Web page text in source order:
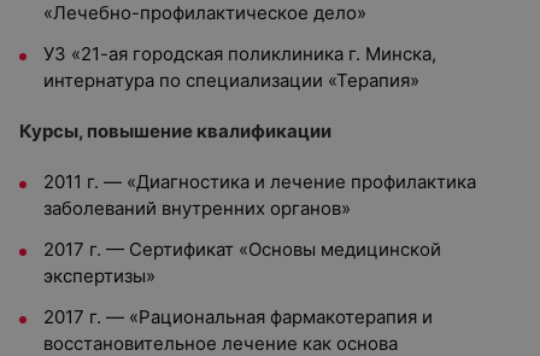
«Лечебно-профилактическое дело»
УЗ «21-ая городская поликлиника г. Минска,
интернатура по специализации «Терапия»
Курсы, повышение квалификации
2011 г. — «Диагностика и лечение профилактика
заболеваний внутренних органов»
2017 г. — Сертификат «Основы медицинской
экспертизы»
2017 г. — «Рациональная фармакотерапия и
восстановительное лечение как основа